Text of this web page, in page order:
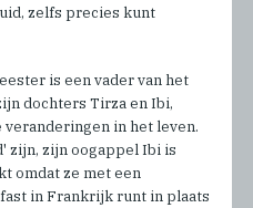
zelfs precies kunt
is een vader van het
dochters Tirza en Ibi,
in het leven.
zijn, zijn oogappel Ibi is
omdat ze met een
in Frankrijk runt in plaats